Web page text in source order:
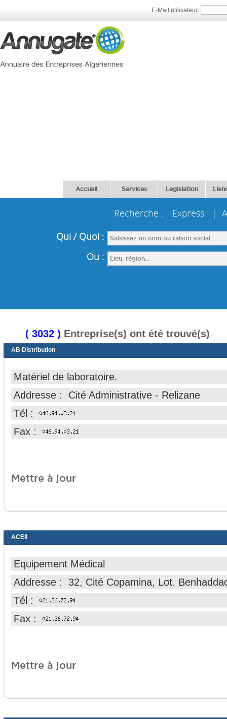
E-Mail utilisateur:
Accueil Services Legislation
( 3032 ) Entreprise(s) ont été trouvé(s)
AB Distribution
Matériel de laboratoire.
Addresse : Cité Administrative - Relizane
Tél :
Fax :
Mettre à jour
ACEII
Equipement Médical
Addresse : 32, Cité Copamina, Lot.
Tél :
Fax :
Mettre à jour